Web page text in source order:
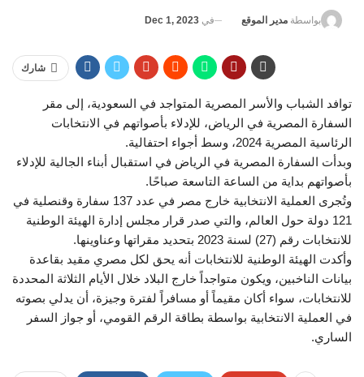
بواسطة مدير الموقع في Dec 1, 2023
شارك
توافد الشباب والأسر المصرية المتواجد في السعودية، إلى مقر
السفارة المصرية في الرياض، للإدلاء بأصواتهم في الانتخابات
الرئاسية المصرية 2024، وسط أجواء احتفالية.
وبدأت السفارة المصرية في الرياض في استقبال أبناء الجالية للإدلاء
بأصواتهم بداية من الساعة التاسعة صباحًا.
وتُجرى العملية الانتخابية خارج مصر في عدد 137 سفارة وقنصلية في
121 دولة حول العالم، والتي صدر قرار مجلس إدارة الهيئة الوطنية
للانتخابات رقم (27) لسنة 2023 بتحديد مقراتها وعناوينها.
وأكدت الهيئة الوطنية للانتخابات أنه يحق لكل مصري مقيد بقاعدة
بيانات الناخبين، ويكون متواجداً خارج البلاد خلال الأيام الثلاثة المحددة
للانتخابات، سواء أكان مقيماً أو مسافراً لفترة وجيزة، أن يدلي بصوته
في العملية الانتخابية بواسطة بطاقة الرقم القومي، أو جواز السفر
الساري.